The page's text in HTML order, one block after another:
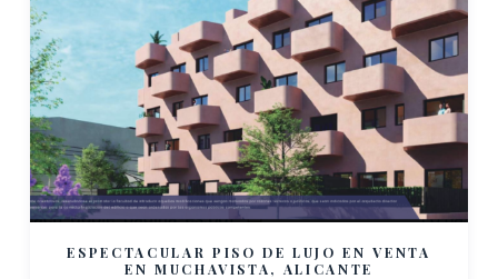
ESPECTACULAR PISO DE LUJO EN VENTA
EN MUCHAVISTA, ALICANTE